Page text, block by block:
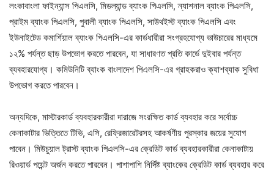
লংকাবাংলা ফাইন্যান্স পিএলসি, মিডল্যান্ড ব্যাংক পিএলসি, ন্যাশনাল ব্যাংক পিএলসি,
প্রাইম ব্যাংক পিএলসি, পুবালী ব্যাংক পিএলসি, সাউথইস্ট ব্যাংক পিএলসি এবং
ইউনাইটেড কমার্শিয়াল ব্যাংক পিএলসি-এর কার্ডধারীরা সংগ্রহযোগ্য ভাউচারের মাধ্যমে
১২% পর্যন্ত ছাড় উপভোগ করতে পারবেন, যা সাধারণত প্রতি কার্ডে দুইবার পর্যন্ত
ব্যবহারযোগ্য। কমিউনিটি ব্যাংক বাংলাদেশ পিএলসি-এর গ্রাহকরাও ক্যাশব্যাক সুবিধা
উপভোগ করতে পারবেন।
অন্যদিকে, মাস্টারকার্ড ব্যবহারকারীরা দারাজে সংরক্ষিত কার্ড ব্যবহার করে সর্বোচ্চ
কেনাকাটার ভিত্তিতে টিভি, এসি, রেফ্রিজারেটরসহ আকর্ষণীয় পুরস্কার জয়ের সুযোগ
পাবেন। মিউচুয়াল ট্রাস্ট ব্যাংক পিএলসি-এর ক্রেডিট কার্ড ব্যবহারকারীরা কেনাকাটায়
রিওয়ার্ড পয়েন্ট অর্জন করতে পারবেন। পাশাপাশি নির্দিষ্ট ব্যাংকের ক্রেডিট কার্ড ব্যবহার করে